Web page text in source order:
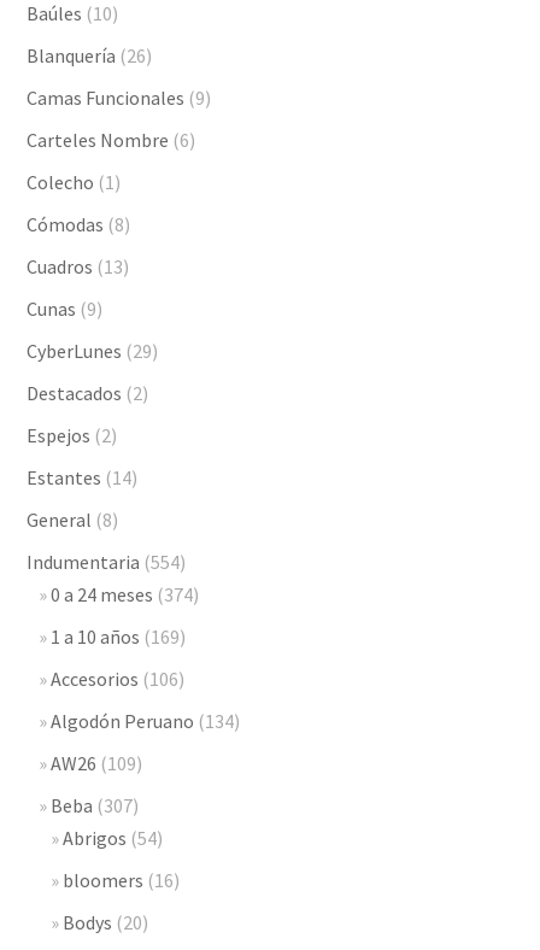
Baúles (10)
Blanquería (26)
Camas Funcionales (9)
Carteles Nombre (6)
Colecho (1)
Cómodas (8)
Cuadros (13)
Cunas (9)
CyberLunes (29)
Destacados (2)
Espejos (2)
Estantes (14)
General (8)
Indumentaria (554)
0 a 24 meses (374)
1 a 10 años (169)
Accesorios (106)
Algodón Peruano (134)
AW26 (109)
Beba (307)
Abrigos (54)
bloomers (16)
Bodys (20)